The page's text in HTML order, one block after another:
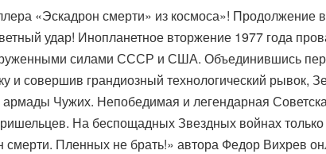
«Эскадрон смерти» из космоса»! Продолжение
удар! Инопланетное вторжение 1977 года
силами СССР и США. Объединившись
и совершив грандиозный технологический рывок,
Чужих. Непобедимая и легендарная
На беспощадных Звездных войнах
смерти. Пленных не брать!» автора Федор Вихрев